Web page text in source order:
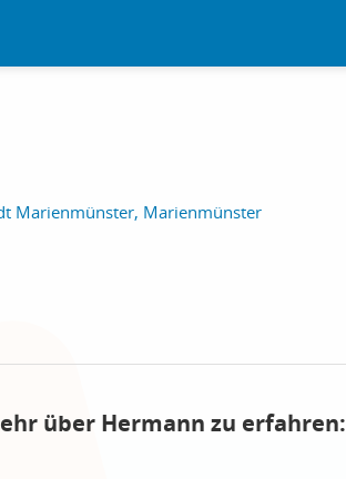
Marienmünster, Marienmünster
über Hermann zu erfahren: